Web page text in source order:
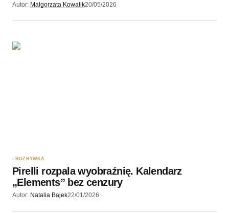
Autor: Malgorzata Kowalik20/05/2026
ROZRYWKA
Pirelli rozpala wyobraźnię. Kalendarz
„Elements” bez cenzury
Autor: Natalia Bajek22/01/2026